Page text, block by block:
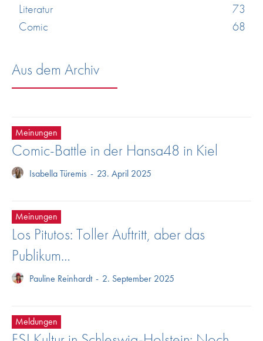
Literatur
73
Comic
68
Aus dem Archiv
Meinungen
Comic-Battle in der Hansa48 in Kiel
Isabella Türemis - 23. April 2025
Meinungen
Los Pitutos: Toller Auftritt, aber das
Publikum…
Pauline Reinhardt - 2. September 2025
Meldungen